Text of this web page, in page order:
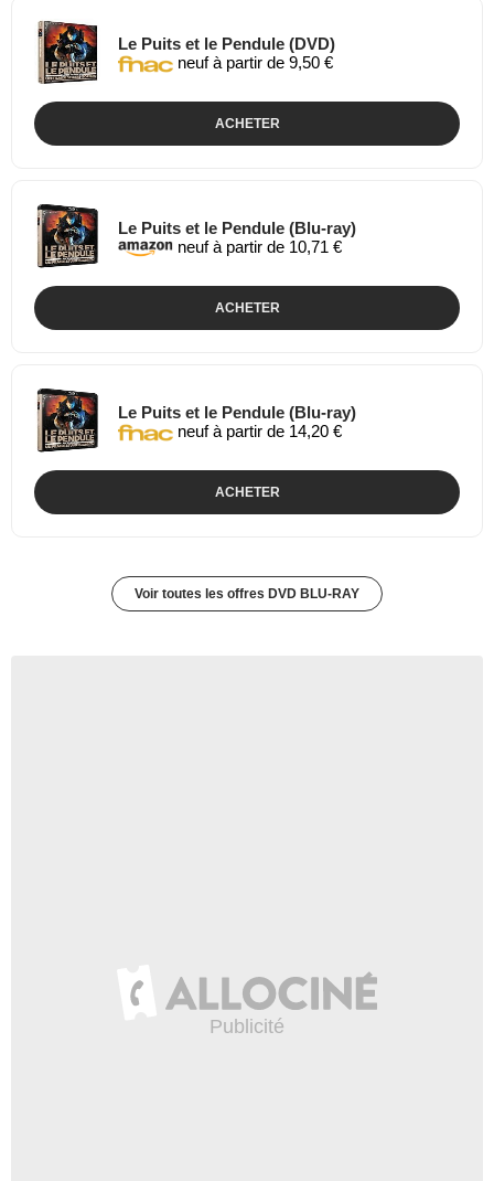
Le Puits et le Pendule (DVD)
neuf à partir de 9,50 €
ACHETER
Le Puits et le Pendule (Blu-ray)
neuf à partir de 10,71 €
ACHETER
Le Puits et le Pendule (Blu-ray)
neuf à partir de 14,20 €
ACHETER
Voir toutes les offres DVD BLU-RAY